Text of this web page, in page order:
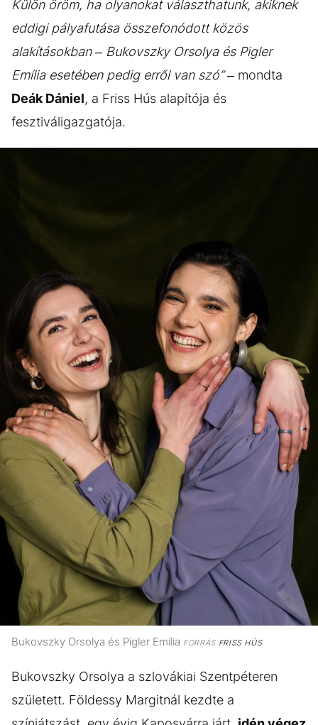
Külön öröm, ha olyanokat választhatunk, akiknek
eddigi pályafutása összefonódott közös
alakításokban – Bukovszky Orsolya és Pigler
Emília esetében pedig erről van szó”– mondta
Deák Dániel, a Friss Hús alapítója és
fesztiváligazgatója.
Bukovszky Orsolya és Pigler Emília FORRÁSFRISS HÚS
Bukovszky Orsolya a szlovákiai Szentpéteren
született. Földessy Margitnál kezdte a